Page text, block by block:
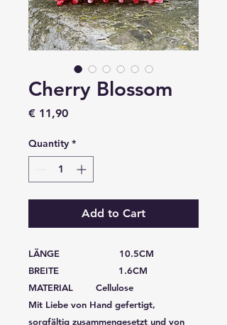
Cherry Blossom
€ 11,90Price
Quantity *
Add to Cart
LÄNGE 10.5CM
BREITE 1.6CM
MATERIAL Cellulose
Mit Liebe von Hand gefertigt,
sorgfältig zusammengesetzt und von